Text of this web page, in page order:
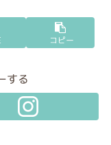
コピー
する